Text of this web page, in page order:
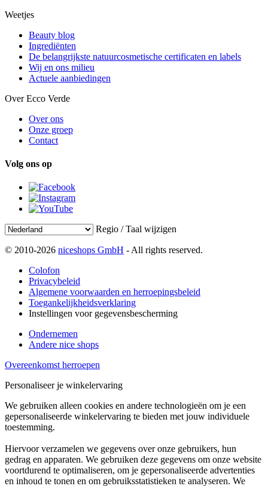
Weetjes
Beauty blog
Ingrediënten
De belangrijkste natuurcosmetische certificaten en labels
Wij en ons milieu
Actuele aanbiedingen
Over Ecco Verde
Over ons
Onze groep
Contact
Volg ons op
Regio / Taal wijzigen
© 2010-2026 niceshops GmbH - All rights reserved.
Colofon
Privacybeleid
Algemene voorwaarden en herroepingsbeleid
Toegankelijkheidsverklaring
Instellingen voor gegevensbescherming
Ondernemen
Andere nice shops
Overeenkomst herroepen
Personaliseer je winkelervaring
We gebruiken alleen cookies en andere technologieën om je een
gepersonaliseerde winkelervaring te bieden met jouw individuele
toestemming.
Hiervoor verzamelen we gegevens over onze gebruikers, hun
gedrag en apparaten. We gebruiken deze gegevens om onze website
voortdurend te optimaliseren, om je gepersonaliseerde advertenties
en inhoud te tonen en om gebruiksstatistieken te analyseren. We